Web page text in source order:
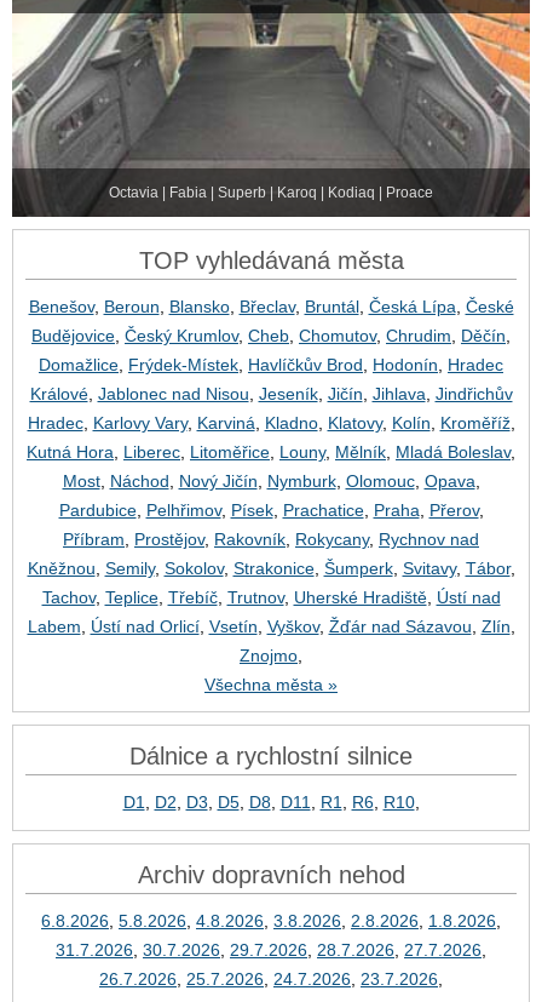
Octavia | Fabia | Superb | Karoq | Kodiaq | Proace
TOP vyhledávaná města
Benešov, Beroun Blansko, Břeclav, Bruntál, Česká Lípa České
Budějovice Český Krumlov, Cheb Chomutov, Chrudim Děčín
Domažlice Frýdek-Místek Havlíčkův Brod Hodonín
Hradec
Králové, Jablonec nad Nisou Jeseník, Jičín Jihlava Jindřichův
Hradec, Karlovy Vary, Karviná Kladno, Klatovy, Kolín Kroměříž,
Kutná Hora
Liberec Litoměřice Louny, Mělník Mladá Boleslav,
Most, Náchod Nový Jičín Nymburk, Olomouc, Opava
Pardubice, Pelhřimov, Písek, Prachatice, Praha Přerov,
Příbram
Prostějov, Rakovník Rokycany, Rychnov nad
Kněžnou Semily, Sokolov, Strakonice, Šumperk, Svitavy, Tábor,
Tachov, Teplice, Třebíč, Trutnov, Uherské Hradiště, Ústí nad
Labem
Ústí nad Orlicí, Vsetín Vyškov, Žďár nad Sázavou Zlín
Znojmo
Všechna města »
Dálnice a rychlostní silnice
D1 D2 D3 D5, D8, D11 R1 R6, R10,
Archiv dopravních nehod
6.8.2026 5.8.2026 4.8.2026 3.8.2026 2.8.2026 1.8.2026
31.7.2026 30.7.2026 29.7.2026 28.7.2026 27.7.2026
26.7.2026 25.7.2026 24.7.2026 23.7.2026